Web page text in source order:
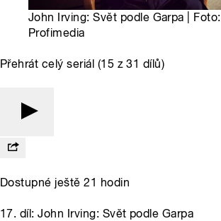
John Irving: Svět podle Garpa | Foto:
Profimedia
Přehrát celý seriál (15 z 31 dílů)
Dostupné ještě 21 hodin
17. díl: John Irving: Svět podle Garpa